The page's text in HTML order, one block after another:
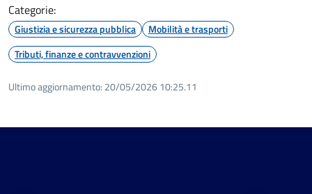
Categorie:
Giustizia e sicurezza pubblica
Mobilità e trasporti
Tributi, finanze e contravvenzioni
Ultimo aggiornamento: 20/05/2026 10:25.11